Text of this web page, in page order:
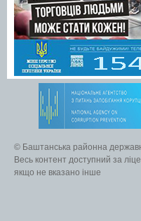
© Баштанська районна
Весь контент доступний за
якщо не вказано інше